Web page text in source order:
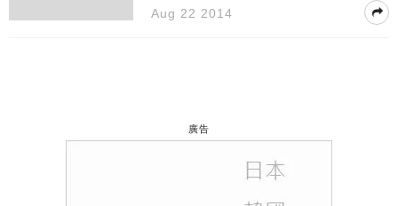
Aug 22 2014
廣告